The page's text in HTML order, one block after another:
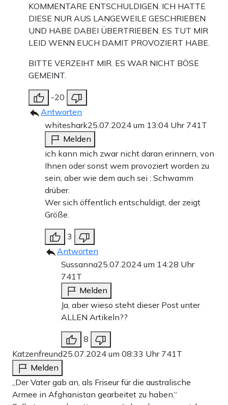
KOMMENTARE ENTSCHULDIGEN. ICH HATTE
DIESE NUR AUS LANGEWEILE GESCHRIEBEN
UND HABE DABEI ÜBERTRIEBEN. ES TUT MIR
LEID WENN EUCH DAMIT PROVOZIERT HABE.
BITTE VERZEIHT MIR. ES WAR NICHT BÖSE
GEMEINT.
-20
Antworten
whiteshark25.07.2024 um 13:04 Uhr 741T
Melden
ich kann mich zwar nicht daran erinnern, von
Ihnen oder sonst wem provoziert worden zu
sein, aber wie dem auch sei : Schwamm
drüber.
Wer sich öffentlich entschuldigt, der zeigt
Größe.
3
Antworten
Sussanna25.07.2024 um 14:28 Uhr
741T
Melden
Ja, aber wieso steht dieser Post unter
ALLEN Artikeln??
8
Katzenfreund25.07.2024 um 08:33 Uhr 741T
Melden
„Der Vater gab an, als Friseur für die australische
Armee in Afghanistan gearbeitet zu haben.“